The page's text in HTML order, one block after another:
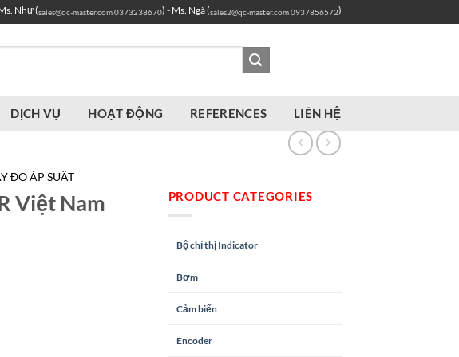
Như (sales@qc-master.com0373238670) - Ms. Ngà (sales2@qc-master.com0937856572)
DỊCH VỤ HOẠT ĐỘNG REFERENCES LIÊN HỆ
PRODUCT CATEGORIES
Bộ chỉ thị Indicator
Bơm
Cảm biến
Encoder
ĐO ÁP SUẤT
Việt Nam